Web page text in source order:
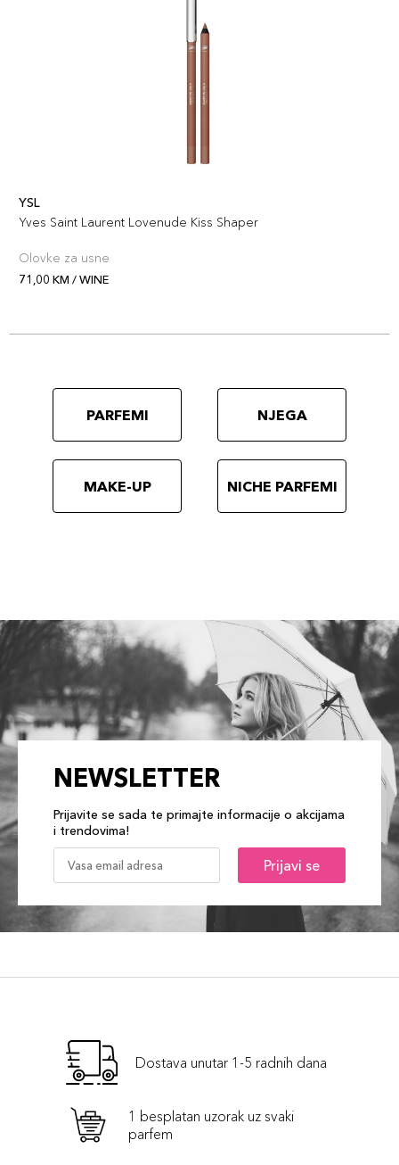
YSL
Yves Saint Laurent Lovenude Kiss Shaper
Olovke za usne
71,00 KM / WINE
PARFEMI NJEGA
MAKE-UP NICHE PARFEMI
NEWSLETTER
Prijavite se sada te primajte informacije o akcijama
i trendovima!
Prijavi se
Dostava unutar 1-5 radnih dana
1 besplatan uzorak uz svaki
parfem